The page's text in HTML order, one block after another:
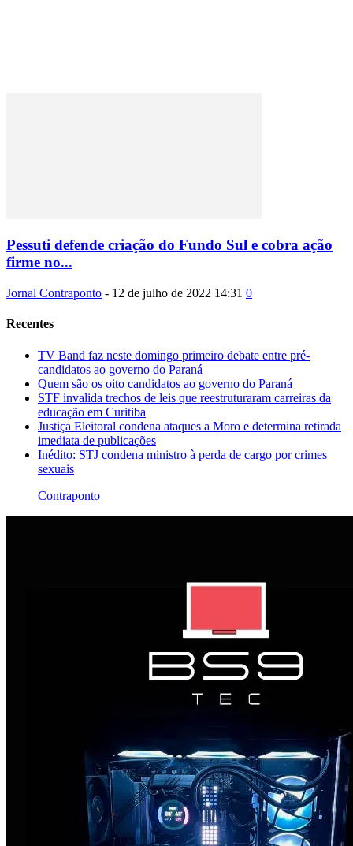
Pessuti defende criação do Fundo Sul e cobra ação
firme no...
Jornal Contraponto - 12 de julho de 2022 14:31 0
Recentes
TV Band faz neste domingo primeiro debate entre pré-
candidatos ao governo do Paraná
Quem são os oito candidatos ao governo do Paraná
STF invalida trechos de leis que reestruturaram carreiras da
educação em Curitiba
Justiça Eleitoral condena ataques a Moro e determina retirada
imediata de publicações
Inédito: STJ condena ministro à perda de cargo por crimes
sexuais
Contraponto